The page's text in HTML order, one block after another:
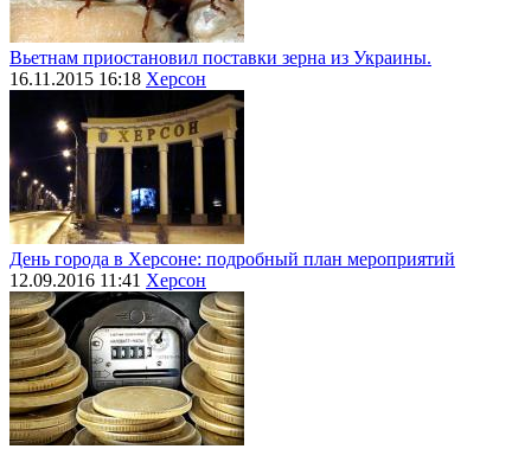
Вьетнам приостановил поставки зерна из Украины.
16.11.2015 16:18 Херсон
День города в Херсоне: подробный план мероприятий
12.09.2016 11:41 Херсон